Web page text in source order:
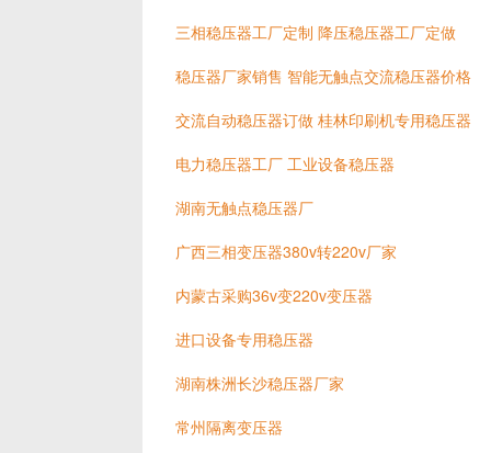
三相稳压器工厂定制 降压稳压器工厂定做
稳压器厂家销售 智能无触点交流稳压器价格
交流自动稳压器订做 桂林印刷机专用稳压器
电力稳压器工厂 工业设备稳压器
湖南无触点稳压器厂
广西三相变压器380v转220v厂家
内蒙古采购36v变220v变压器
进口设备专用稳压器
湖南株洲长沙稳压器厂家
常州隔离变压器